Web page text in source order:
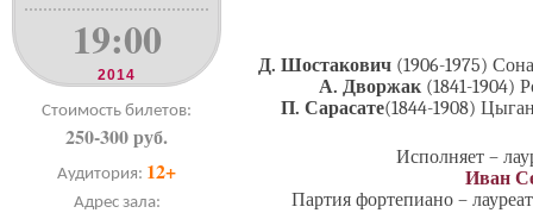
19:00
2014
Стоимость билетов:
250-300 руб.
Аудитория: 12+
Адрес зала:
Д. Шостакович(1906-1975)
А. Дворжак (1841-1904)
П. Сарасате(1844-1908)
Исполняет –
Иван
Партия фортепиано –